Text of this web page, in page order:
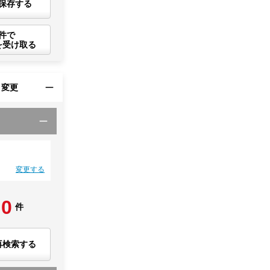
存する
で
受け取る
更
変更する
0 件
検索する